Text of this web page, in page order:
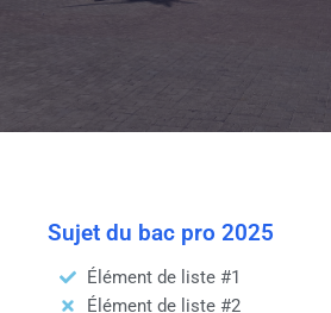
Sujet du bac pro 2025
Élément de liste #1
Élément de liste #2